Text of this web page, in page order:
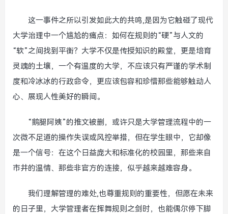
这一事件之所以引发如此大的共鸣,是因为它触碰了现代
大学治理中一个尴尬的痛点：如何在规则的“硬”与人文的
“软”之间找到平衡？大学不仅是传授知识的殿堂，更是培育
灵魂的土壤，一个有温度的大学，不应该只有严谨的学术制
度和冷冰冰的行政命令，更应该包容和珍惜那些能够触动人
心、展现人性美好的瞬间。
“鹅腿阿姨”的推文被删，或许只是大学管理流程中的一
次微不足道的操作失误或风控举措，但在学生眼中，它却像
是一个信号：在这个日益庞大和标准化的校园里，那些来自
市井的温情、那些非官方的连接，似乎越来越难容身。
我们理解管理的难处,也尊重规则的重要性，但愿在未来
的日子里，大学管理者在挥舞规则之剑时，也能偶尔停下脚